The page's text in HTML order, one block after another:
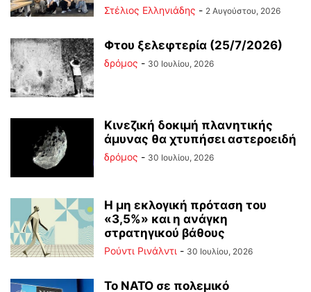
Στέλιος Ελληνιάδης - 2 Αυγούστου, 2026
Φτου ξελεφτερία (25/7/2026)
δρόμος - 30 Ιουλίου, 2026
Κινεζική δοκιμή πλανητικής
άμυνας θα χτυπήσει αστεροειδή
δρόμος - 30 Ιουλίου, 2026
Η μη εκλογική πρόταση του
«3,5%» και η ανάγκη
στρατηγικού βάθους
Ρούντι Ρινάλντι - 30 Ιουλίου, 2026
Το ΝΑΤΟ σε πολεμικό